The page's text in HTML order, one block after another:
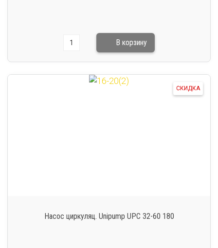
СКИДКА
Насос циркуляц. Unipump UPC 32-60 180